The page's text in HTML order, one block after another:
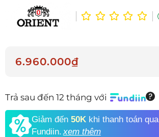
6.960.000₫
Trả sau đến 12 tháng với
Giảm đến 50K khi thanh toán qua
Fundiin.xem thêm